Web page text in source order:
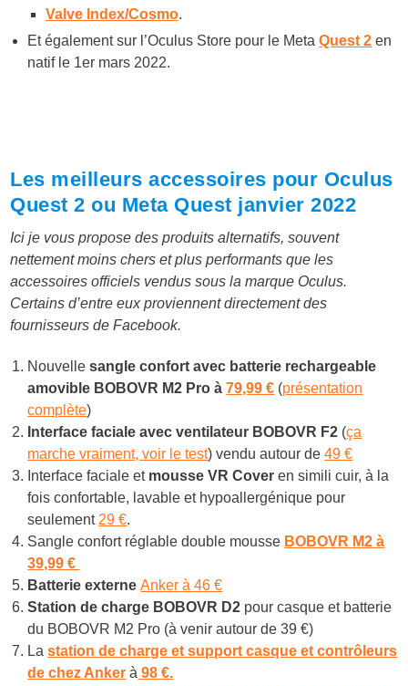
Valve Index/Cosmo.
Et également sur l’Oculus Store pour le MetaQuest 2 en
natif le 1er mars 2022.
Les meilleurs accessoires pour Oculus
Quest 2 ou Meta Quest janvier 2022
Ici je vous propose des produits alternatifs, souvent
nettement moins chers et plus performants que les
accessoires officiels vendus sous la marque Oculus.
Certains d’entre eux proviennent directement des
fournisseurs de Facebook.
Nouvellesangle confort avec batterie rechargeable
amovible BOBOVR M2 Pro à79,99 € (présentation
complète)
Interface faciale avec ventilateur BOBOVR F2 (ça
marche vraiment, voir le test) vendu autour de49 €
Interface faciale et mousse VR Cover en simili cuir, à la
fois confortable, lavable et hypoallergénique pour
seulement 29 €.
Sangle confort réglable double mousse BOBOVR M2 à
39,99 €
Batterie externe Anker à 46 €
Station de charge BOBOVR D2 pour casque et batterie
du BOBOVR M2 Pro (à venir autour de 39 €)
Lastation de charge et support casque et contrôleurs
de chez Anker à 98 €.